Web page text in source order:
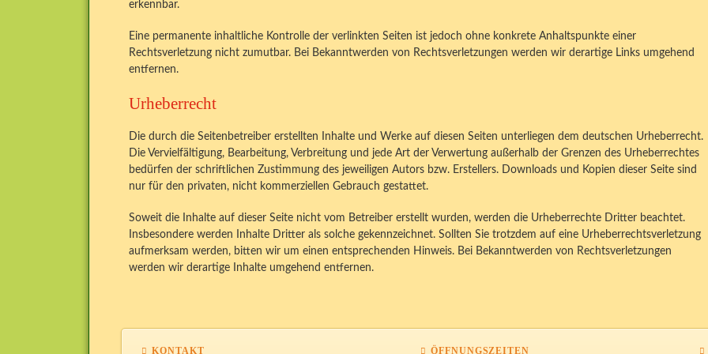
erkennbar.
Eine permanente inhaltliche Kontrolle der verlinkten Seiten ist jedoch ohne konkrete Anhaltspunkte einer
Rechtsverletzung nicht zumutbar. Bei Bekanntwerden von Rechtsverletzungen werden wir derartige Links umgehend
entfernen.
Urheberrecht
Die durch die Seitenbetreiber erstellten Inhalte und Werke auf diesen Seiten unterliegen dem deutschen Urheberrecht.
Die Vervielfältigung, Bearbeitung, Verbreitung und jede Art der Verwertung außerhalb der Grenzen des Urheberrechtes
bedürfen der schriftlichen Zustimmung des jeweiligen Autors bzw. Erstellers. Downloads und Kopien dieser Seite sind
nur für den privaten, nicht kommerziellen Gebrauch gestattet.
Soweit die Inhalte auf dieser Seite nicht vom Betreiber erstellt wurden, werden die Urheberrechte Dritter beachtet.
Insbesondere werden Inhalte Dritter als solche gekennzeichnet. Sollten Sie trotzdem auf eine Urheberrechtsverletzung
aufmerksam werden, bitten wir um einen entsprechenden Hinweis. Bei Bekanntwerden von Rechtsverletzungen
werden wir derartige Inhalte umgehend entfernen.
KONTAKT ÖFFNUNGSZEITEN